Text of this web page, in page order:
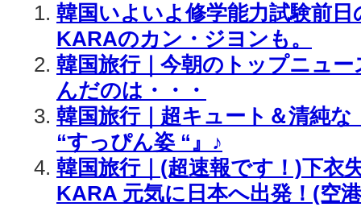
韓国いよいよ修学能力試験前
KARAのカン・ジヨンも。
韓国旅行｜今朝のトップニュ
んだのは・・・
韓国旅行｜超キュート＆清純
“すっぴん姿 “』♪
韓国旅行｜(超速報です！)下衣
KARA 元気に日本へ出発！(空